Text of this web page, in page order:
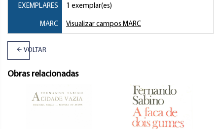
EXEMPLARES 1 exemplar(es)
MARC Visualizar campos MARC
VOLTAR
Obras relacionadas